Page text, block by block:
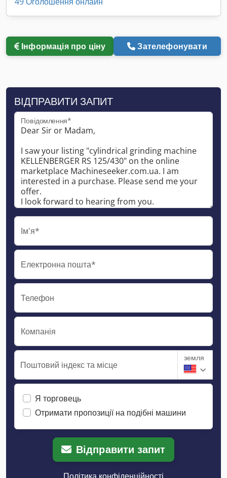
Інформація про ціну Зателефонувати
ВІДПРАВИТИ ЗАПИТ
Повідомлення*
Ім'я*
Електронна пошта*
Телефон
Компанія
Поштовий індекс та місце
земля
Я торговець
Отримати пропозиції на подібні машини
Відправити запит